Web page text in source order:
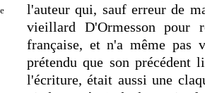
l'auteur qui, sauf erreur de
vieillard D'Ormesson pour
française, et n'a même pas
prétendu que son
l'écriture, était aussi une